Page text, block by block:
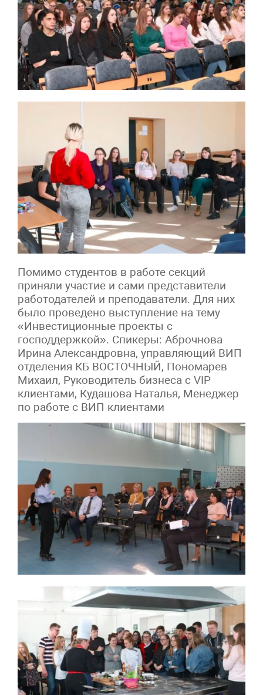
Помимо студентов в работе секций
приняли участие и сами представители
работодателей и преподаватели. Для них
было проведено выступление на тему
«Инвестиционные проекты с
господдержкой». Спикеры: Аброчнова
Ирина Александровна, управляющий ВИП
отделения КБ ВОСТОЧНЫЙ, Пономарев
Михаил, Руководитель бизнеса с VIP
клиентами, Кудашова Наталья, Менеджер
по работе с ВИП клиентами